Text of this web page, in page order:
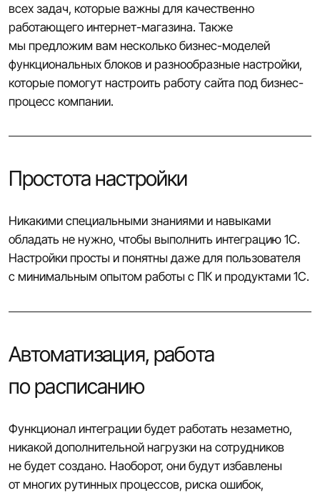
всех задач, которые важны для качественно
работающего интернет-магазина. Также
мы предложим вам несколько бизнес-моделей
функциональных блоков и разнообразные настройки,
которые помогут настроить работу сайта под бизнес-
процесс компании.
Простота настройки
Никакими специальными знаниями и навыками
обладать не нужно, чтобы выполнить интеграцию 1С.
Настройки просты и понятны даже для пользователя
с минимальным опытом работы с ПК и продуктами 1С.
Автоматизация, работа
по расписанию
Функционал интеграции будет работать незаметно,
никакой дополнительной нагрузки на сотрудников
не будет создано. Наоборот, они будут избавлены
от многих рутинных процессов, риска ошибок,